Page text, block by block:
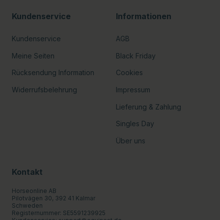
Kundenservice
Kundenservice
Meine Seiten
Rücksendung Information
Widerrufsbelehrung
Informationen
AGB
Black Friday
Cookies
Impressum
Lieferung & Zahlung
Singles Day
Über uns
Kontakt
Horseonline AB
Pilotvägen 30, 392 41 Kalmar
Schweden
Registernummer: SE5591239925